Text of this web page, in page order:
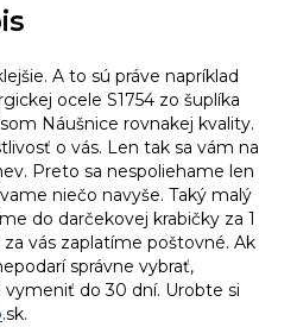
A to sú práve napríklad
ocele S1754 zo šuplíka
Náušnice rovnakej kvality.
o vás. Len tak sa vám na
Preto sa nespoliehame len
niečo navyše. Taký malý
do darčekovej krabičky za 1
vás zaplatíme poštovné. Ak
správne vybrať,
do 30 dní. Urobte si
.sk.